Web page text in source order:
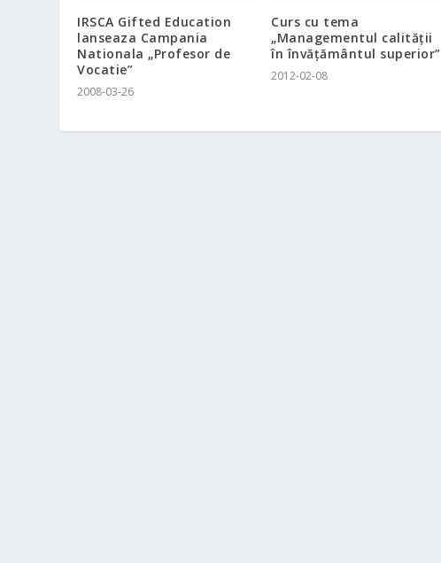
IRSCA Gifted Education
lanseaza Campania
Nationala „Profesor de
Vocatie”
2008-03-26
Curs cu tema
„Managementul calităţii
în învăţământul superior”
2012-02-08